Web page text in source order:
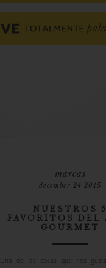
marcas
december 24 2015
NUESTROS 5
FAVORITOS DEL
GOURMET
Una de las cosas que nos